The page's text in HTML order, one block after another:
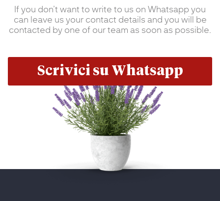
If you don’t want to write to us on Whatsapp you
can leave us your contact details and you will be
contacted by one of our team as soon as possible.
Scrivici su Whatsapp